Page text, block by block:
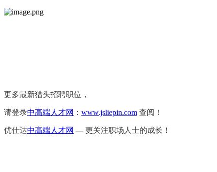
更多最新猎头招聘职位，
请登录中高端人才网 ： www.jsliepin.com 查阅！
优仕达中高端人才网 — 更关注职场人士的成长！